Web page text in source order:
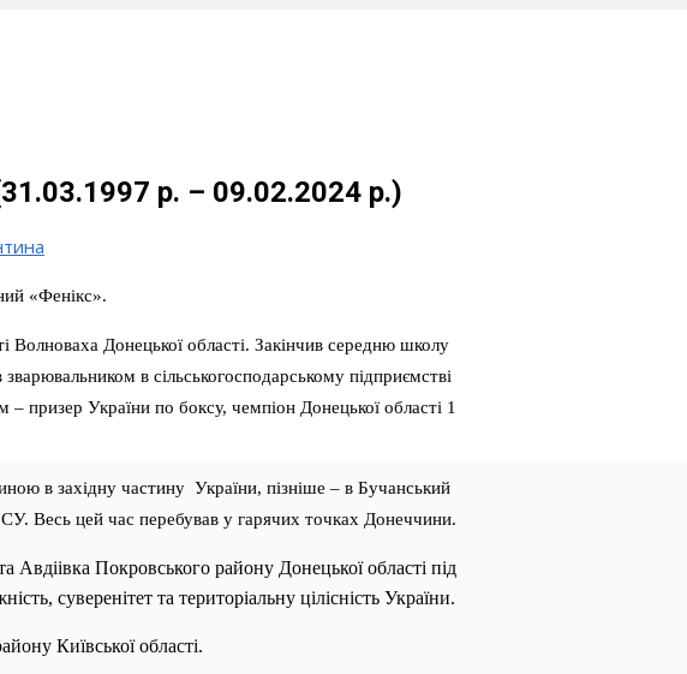
р. – 09.02.2024 р.)
«Фенікс».
Донецької області. Закінчив середню школу
в сільськогосподарському підприємстві
призер України по боксу, чемпіон Донецької області 1
в західну частину України, пізніше – в Бучанський
Весь цей час перебував у гарячих точках Донеччини.
Покровського району Донецької області під
суверенітет та територіальну цілісність України.
Київської області.